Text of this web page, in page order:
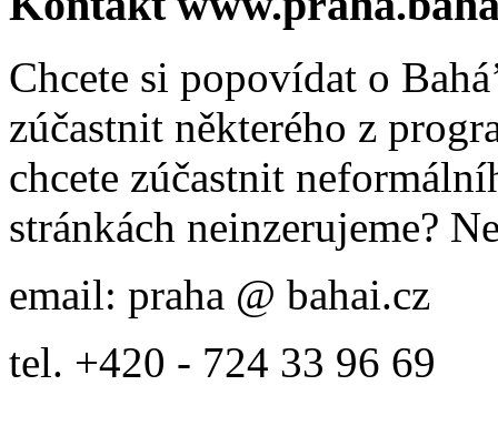
Chcete si popovídat o
zúčastnit některého z
chcete zúčastnit
stránkách neinzerujeme?
email: praha @ bahai.cz
tel. +420 - 724 33 96 69